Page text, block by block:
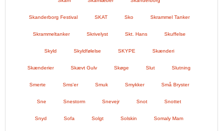
Skanderborg Festival SKAT Sko Skrammel Tanker
Skrammeltanker Skrivelyst Skt. Hans Skuffelse
Skyld Skyldfølelse SKYPE Skænderi
Skænderier Skævt Gulv Skøge Slut Slutning
Smerte Sms'er Smuk Smykker Små Bryster
Sne Snestorm Snevejr Snot Snottet
Snyd Sofa Solgt Solskin Somaly Mam